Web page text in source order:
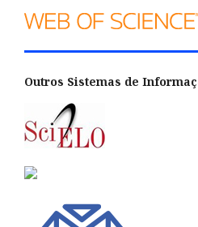
Outros Sistemas de